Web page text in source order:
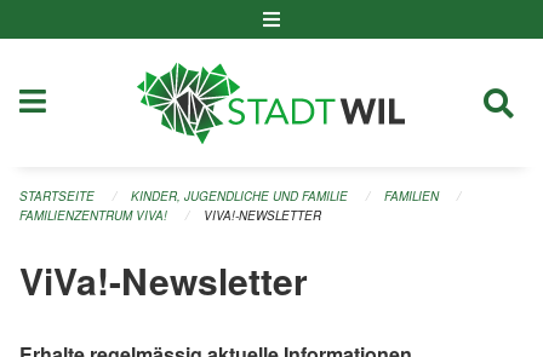
STARTSEITE KINDER, JUGENDLICHE UND FAMILIE
FAMILIEN
FAMILIENZENTRUM VIVA!
VIVA!-NEWSLETTER
ViVa!-Newsletter